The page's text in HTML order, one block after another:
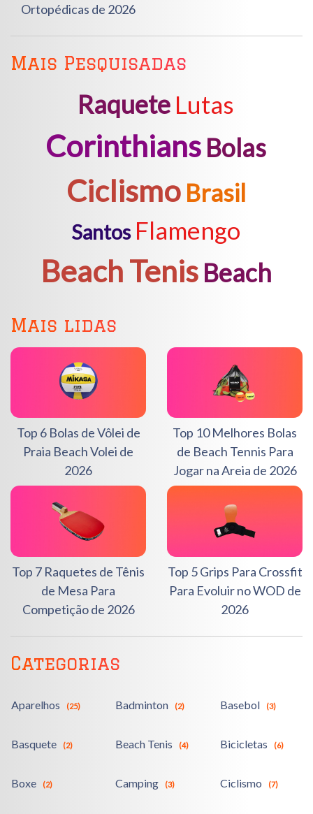
Ortopédicas de 2026
Mais Pesquisadas
Raquete Lutas
Corinthians Bolas
Ciclismo Brasil
Santos Flamengo
Beach Tenis Beach
Mais lidas
Top 6 Bolas de Vôlei de
Praia Beach Volei de
2026
Top 10 Melhores Bolas
de Beach Tennis Para
Jogar na Areia de 2026
Top 7 Raquetes de Tênis
de Mesa Para
Competição de 2026
Top 5 Grips Para Crossfit
Para Evoluir no WOD de
2026
Categorias
Aparelhos (25) Badminton (2) Basebol (3)
Basquete (2) Beach Tenis (4) Bicicletas (6)
Boxe (2) Camping (3) Ciclismo (7)